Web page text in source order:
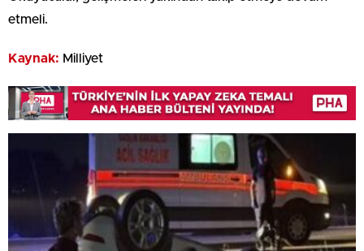
etmeli.
Kaynak: Milliyet